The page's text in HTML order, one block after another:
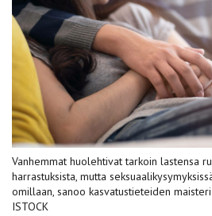
Vanhemmat huolehtivat tarkoin lastensa
harrastuksista, mutta
omillaan, sanoo kasvatustieteiden
ISTOCK